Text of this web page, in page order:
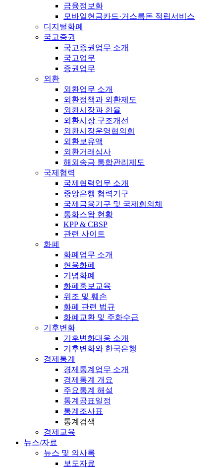
금융정보화
모바일현금카드·거스름돈 적립서비스
디지털화폐
국고증권
국고증권업무 소개
국고업무
증권업무
외환
외환업무 소개
외환정책과 외환제도
외환시장과 환율
외환시장 구조개선
외환시장운영협의회
외환보유액
외환거래심사
해외송금 통합관리제도
국제협력
국제협력업무 소개
중앙은행 협력기구
국제금융기구 및 국제회의체
통화스왑 현황
KPP & CBSP
관련 사이트
화폐
화폐업무 소개
현용화폐
기념화폐
화폐홍보교육
위조 및 훼손
화폐 관련 법규
화폐교환 및 주화수급
기후변화
기후변화대응 소개
기후변화와 한국은행
경제통계
경제통계업무 소개
경제통계 개요
주요통계 해설
통계공표일정
통계조사표
통계검색
경제교육
뉴스/자료
뉴스 및 의사록
보도자료